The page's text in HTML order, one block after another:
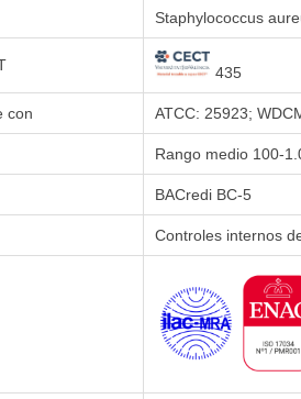
Staphylococcus
435
con ATCC: 25923;
Rango medio 100-
BACredi BC-5
Controles internos